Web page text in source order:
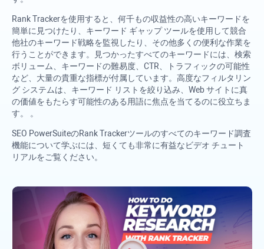
Rank Trackerを使用すると、何千もの収益性の高いキーワードを
簡単に見つけたり、キーワード ギャップ ツールを使用して競合
他社のキーワード戦略を監視したり、その他多くの便利な作業を
行うことができます。見つかったすべてのキーワードには、検索
ボリューム、キーワードの難易度、CTR、トラフィックの可能性
など、大量の貴重な指標が付属しています。高度なフィルタリン
グ システムは、キーワード リストを絞り込み、Web サイトに真
の価値をもたらす可能性のある用語に焦点を当てるのに役立ちま
す。 。
SEO PowerSuiteのRank Trackerツールのすべてのキーワード調査
機能について学ぶには、短くても非常に有益なビデオ チュート
リアルをご覧ください。